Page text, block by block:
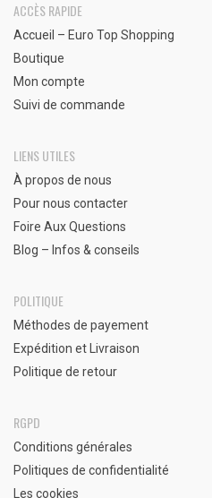
ACCÈS RAPIDE
Accueil – Euro Top Shopping
Boutique
Mon compte
Suivi de commande
LIENS UTILES
À propos de nous
Pour nous contacter
Foire Aux Questions
Blog – Infos & conseils
POLITIQUE
Méthodes de payement
Expédition et Livraison
Politique de retour
RGPD
Conditions générales
Politiques de confidentialité
Les cookies